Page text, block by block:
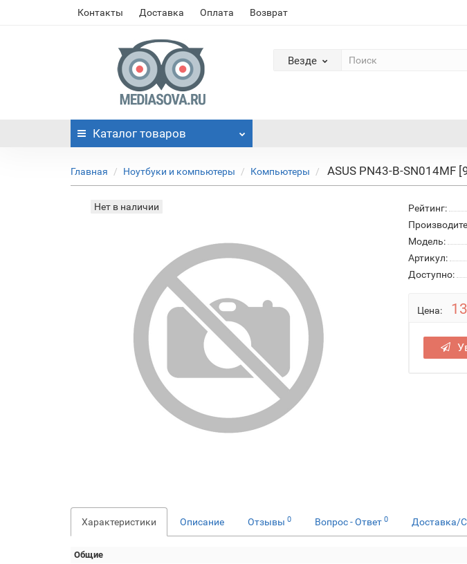
Контакты Доставка Оплата Возврат
Везде
Каталог товаров
Главная Ноутбуки и компьютеры Компьютеры ASUS PN43-B-SN014MF
Нет в наличии Рейтинг:
Модель:
Артикул:
Доступно:
Цена:
Характеристики Описание Отзывы 0 Вопрос - Ответ 0 Доставка/
Общие